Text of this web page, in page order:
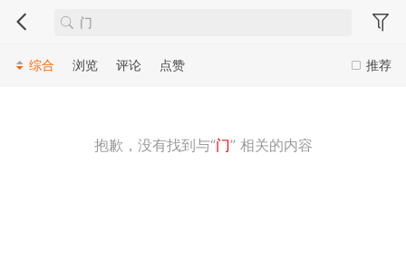
推荐
综合 浏览 评论 点赞
抱歉，没有找到与“门” 相关的内容